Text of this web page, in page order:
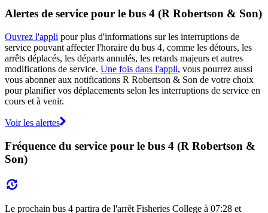
Alertes de service pour le bus 4 (R Robertson & Son)
Ouvrez l'appli pour plus d'informations sur les interruptions de
service pouvant affecter l'horaire du bus 4, comme les détours, les
arrêts déplacés, les départs annulés, les retards majeurs et autres
modifications de service. Une fois dans l'appli, vous pourrez aussi
vous abonner aux notifications R Robertson & Son de votre choix
pour planifier vos déplacements selon les interruptions de service en
cours et à venir.
Voir les alertes
Fréquence du service pour le bus 4 (R Robertson &
Son)
Le prochain bus 4 partira de l'arrêt Fisheries College à 07:28 et